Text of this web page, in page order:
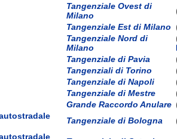
Tangenziale Ovest di
Milano
Tangenziale Est di Milano
Tangenziale Nord di
Milano
Tangenziale di Pavia
Tangenziali di Torino
Tangenziale di Napoli
Tangenziale di Mestre
Grande Raccordo Anulare
Tangenziale di Bologna